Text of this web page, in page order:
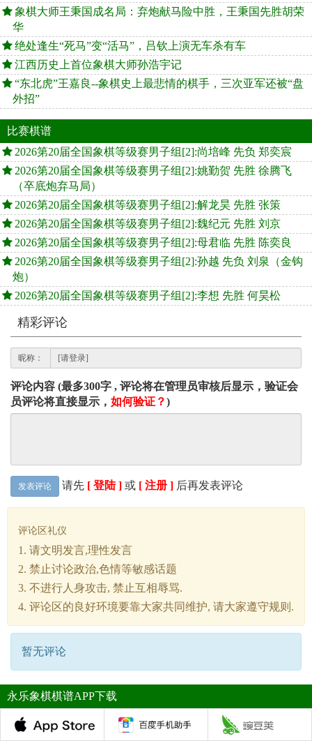
象棋大师王秉国成名局：弃炮献马险中胜，王秉国先胜胡荣
华
绝处逢生“死马”变“活马”，吕钦上演无车杀有车
江西历史上首位象棋大师孙浩宇记
“东北虎”王嘉良--象棋史上最悲情的棋手，三次亚军还被“盘
外招”
比赛棋谱
2026第20届全国象棋等级赛男子组[2]:尚培峰 先负 郑奕宸
2026第20届全国象棋等级赛男子组[2]:姚勤贺 先胜 徐腾飞
（卒底炮弃马局）
2026第20届全国象棋等级赛男子组[2]:解龙昊 先胜 张策
2026第20届全国象棋等级赛男子组[2]:魏纪元 先胜 刘京
2026第20届全国象棋等级赛男子组[2]:母君临 先胜 陈奕良
2026第20届全国象棋等级赛男子组[2]:孙越 先负 刘泉（金钩
炮）
2026第20届全国象棋等级赛男子组[2]:李想 先胜 何昊松
精彩评论
昵称：
评论内容 (最多300字 , 评论将在管理员审核后显示，验证会
员评论将直接显示， 如何验证？)
发表评论 请先 [ 登陆 ] 或 [ 注册 ] 后再发表评论
评论区礼仪
1. 请文明发言,理性发言
2. 禁止讨论政治,色情等敏感话题
3. 不进行人身攻击, 禁止互相辱骂.
4. 评论区的良好环境要靠大家共同维护, 请大家遵守规则.
暂无评论
永乐象棋棋谱APP下载